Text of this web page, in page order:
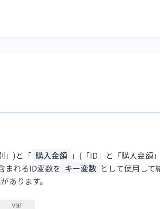
」)と「 購入金額 」(「ID」と「購入金額
まれるID変数を キー変数 として使用して
あります。